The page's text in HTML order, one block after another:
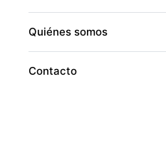
Quiénes somos
Contacto